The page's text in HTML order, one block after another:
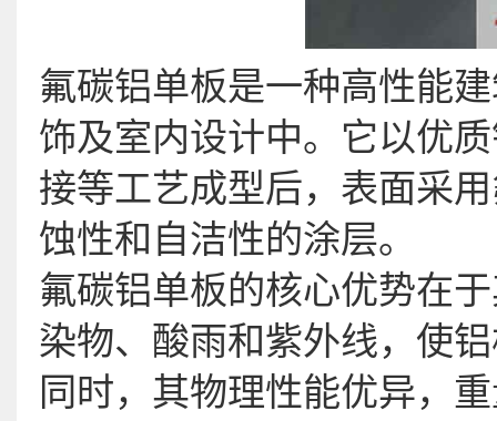
氟碳铝单板是一种高性能
饰及室内设计中。它以优
接等工艺成型后，表面采
蚀性和自洁性的涂层。
氟碳铝单板的核心优势在
染物、酸雨和紫外线，使
同时，其物理性能优异，